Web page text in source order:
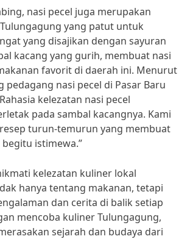
nasi pecel juga merupakan
yang patut untuk
yang disajikan dengan sayuran
kacang yang gurih, membuat nasi
favorit di daerah ini. Menurut
pedagang nasi pecel di Pasar Baru
kelezatan nasi pecel
pada sambal kacangnya. Kami
turun-temurun yang membuat
istimewa.”
kelezatan kuliner lokal
hanya tentang makanan, tetapi
dan cerita di balik setiap
mencoba kuliner Tulungagung,
sejarah dan budaya dari